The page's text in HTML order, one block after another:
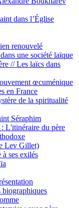
dans l’Église
renouvelé
une société laïque
// Les laïcs dans
œcuménique
en France
de la spiritualité
Séraphim
L'itinéraire du père
Lev Gillet)
ses exilés
biographiques